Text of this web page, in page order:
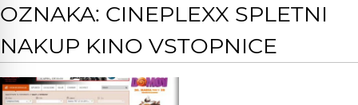
OZNAKA: CINEPLEXX SPLETNI
NAKUP KINO VSTOPNICE